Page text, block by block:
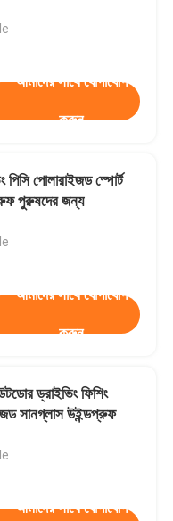
আমাদের সাথে যোগাযোগ
করুন
পিসি পোলারাইজড স্পোর্ট
পুরুষদের জন্য
আমাদের সাথে যোগাযোগ
করুন
ড্রাইভিং ফিশিং
সানগ্লাস উইন্ডপ্রুফ
আমাদের সাথে যোগাযোগ